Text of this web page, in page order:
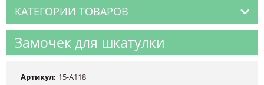
КАТЕГОРИИ ТОВАРОВ
Замочек для шкатулки
Артикул: 15-А118